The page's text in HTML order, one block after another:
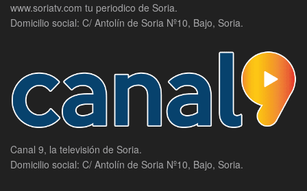
www.soriatv.com tu periodico de Soria.
Domicilio social: C/ Antolín de Soria Nº10, Bajo, Soria.
Canal 9, la televisión de Soria.
Domicilio social: C/ Antolín de Soria Nº10, Bajo, Soria.